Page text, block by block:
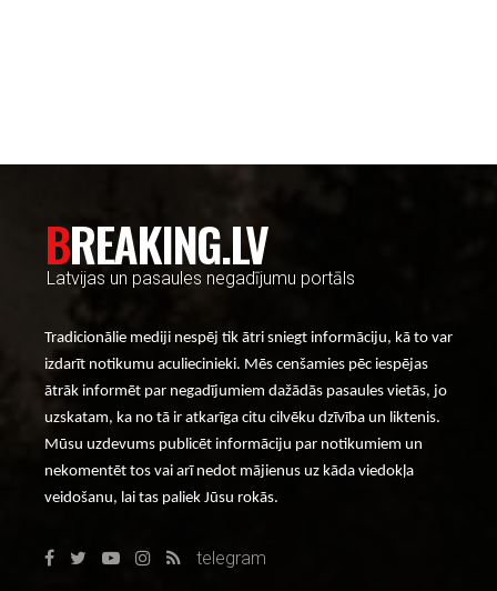
BREAKING.LV
Latvijas un pasaules negadījumu portāls
Tradicionālie mediji nespēj tik ātri sniegt informāciju, kā to var
izdarīt notikumu aculiecinieki. Mēs cenšamies pēc iespējas
ātrāk informēt par negadījumiem dažādās pasaules vietās, jo
uzskatam, ka no tā ir atkarīga citu cilvēku dzīvība un liktenis.
Mūsu uzdevums publicēt informāciju par notikumiem un
nekomentēt tos vai arī nedot mājienus uz kāda viedokļa
veidošanu, lai tas paliek Jūsu rokās.
telegram